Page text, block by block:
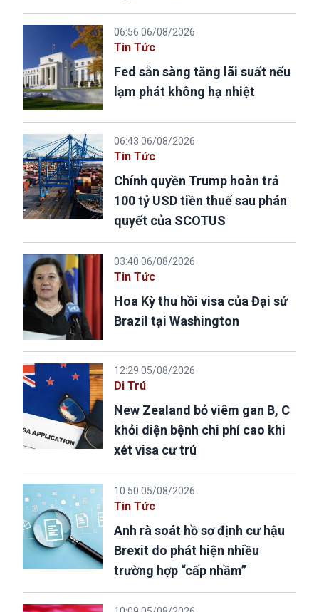
06:56 06/08/2026
Tin Tức
Fed sẵn sàng tăng lãi suất nếu
lạm phát không hạ nhiệt
06:43 06/08/2026
Tin Tức
Chính quyền Trump hoàn trả
100 tỷ USD tiền thuế sau phán
quyết của SCOTUS
03:40 06/08/2026
Tin Tức
Hoa Kỳ thu hồi visa của Đại sứ
Brazil tại Washington
12:29 05/08/2026
Di Trú
New Zealand bỏ viêm gan B, C
khỏi diện bệnh chi phí cao khi
xét visa cư trú
10:50 05/08/2026
Tin Tức
Anh rà soát hồ sơ định cư hậu
Brexit do phát hiện nhiều
trường hợp “cấp nhầm”